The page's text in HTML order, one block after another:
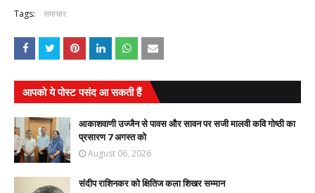
Tags: समाचार
आपको ये पोस्ट पसंद आ सकती हैं
आकाशवाणी उज्जैन से पावस और सावन पर सजी मालवी कवि गोष्ठी का
प्रसारण 7 अगस्त को
August 06, 2026
संदीप राशिनकर को क्षितिज कला शिखर सम्मान